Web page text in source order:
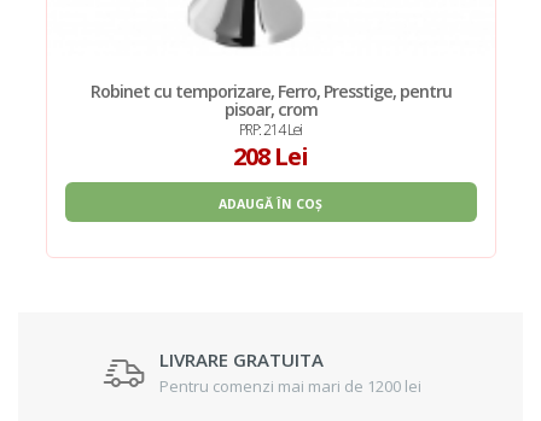
Robinet cu temporizare, Ferro, Presstige, pentru
pisoar, crom
PRP: 214 Lei
208 Lei
ADAUGĂ ÎN COȘ
LIVRARE GRATUITA
Pentru comenzi mai mari de 1200 lei